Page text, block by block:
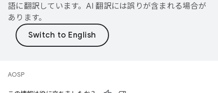
語に翻訳しています。AI 翻訳には誤りが含まれる場合が
あります。
AOSP